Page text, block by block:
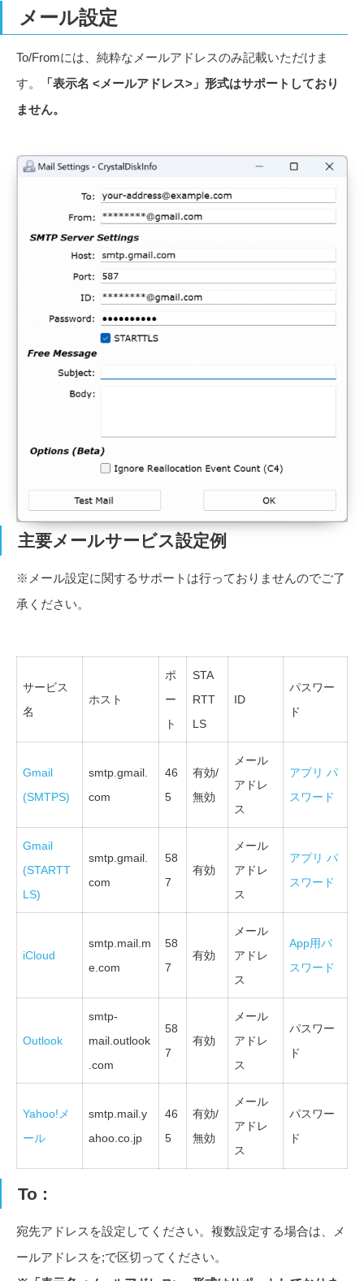
メール設定
To/Fromには、純粋なメールアドレスのみ記載いただけま
す。
「表示名 <メールアドレス>」形式はサポートしており
ません。
主要メールサービス設定例
※メール設定に関するサポートは行っておりませんのでご了
承ください。
サービス
名
ホスト
ポ
ー
ト
STA
RTT
LS
ID
パスワー
ド
Gmail
(SMTPS)
smtp.gmail.
com
46
5
有効/
無効
メール
アドレ
ス
アプリ パ
スワード
Gmail
(STARTT
LS)
smtp.gmail.
com
58
7
有効
メール
アドレ
ス
アプリ パ
スワード
iCloud
smtp.mail.m
e.com
58
7
有効
メール
アドレ
ス
App用パ
スワード
Outlook
smtp-
mail.outlook
.com
58
7
有効
メール
アドレ
ス
パスワー
ド
Yahoo!メ
ール
smtp.mail.y
ahoo.co.jp
46
5
有効/
無効
メール
アドレ
ス
パスワー
ド
To :
宛先アドレスを設定してください。複数設定する場合は、メ
ールアドレスを;で区切ってください。